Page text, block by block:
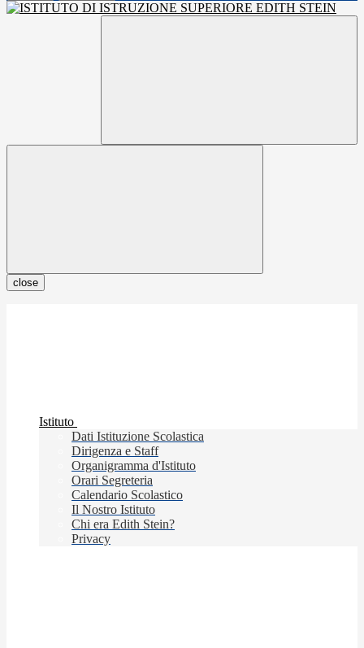
close
Istituto
Dati Istituzione Scolastica
Dirigenza e Staff
Organigramma d'Istituto
Orari Segreteria
Calendario Scolastico
Il Nostro Istituto
Chi era Edith Stein?
Privacy